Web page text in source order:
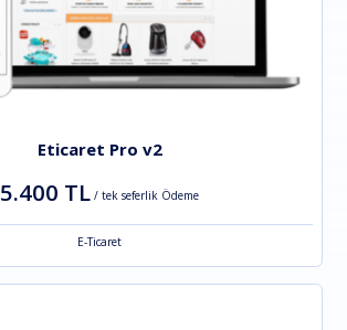
Eticaret Pro v2
5.400 TL / tek seferlik Ödeme
E-Ticaret